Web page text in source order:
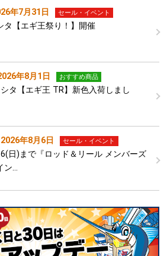
年7月31日 セール・イベント
タ【エギ王祭り！】開催
年8月1日 おすすめ商品
タ【エギ王 TR】新色入荷しまし
2026年8月6日 セール・イベント
日)まで『ロッド＆リール メンバーズ
ン…